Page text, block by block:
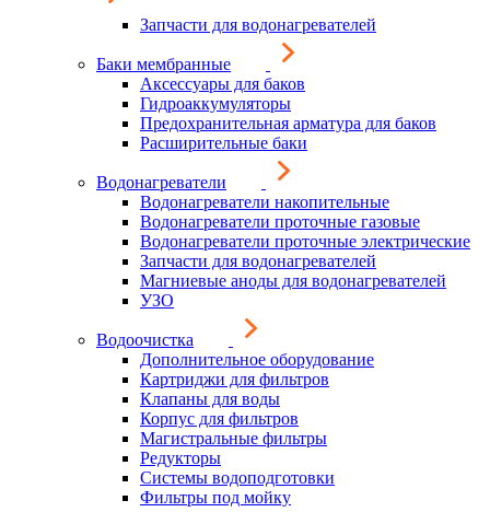
Запчасти для водонагревателей
Баки мембранные
Аксессуары для баков
Гидроаккумуляторы
Предохранительная арматура для баков
Расширительные баки
Водонагреватели
Водонагреватели накопительные
Водонагреватели проточные газовые
Водонагреватели проточные электрические
Запчасти для водонагревателей
Магниевые аноды для водонагревателей
УЗО
Водоочистка
Дополнительное оборудование
Картриджи для фильтров
Клапаны для воды
Корпус для фильтров
Магистральные фильтры
Редукторы
Системы водоподготовки
Фильтры под мойку